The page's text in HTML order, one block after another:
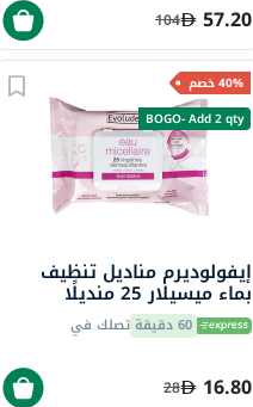
57.20
104
40% خصم
BOGO- Add 2 qty
إيفولوديرم مناديل تنظيف
بماء ميسيلار 25 منديلًا
16279 60 دقيقة تصلك في
16.80
28